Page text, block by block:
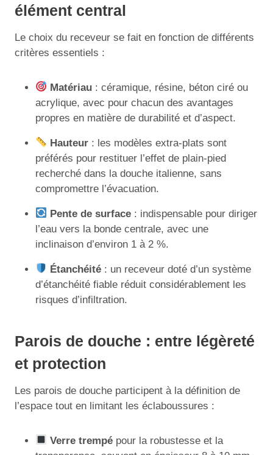
élément central
Le choix du receveur se fait en fonction de différents
critères essentiels :
Matériau : céramique, résine, béton ciré ou
acrylique, avec pour chacun des avantages
propres en matière de durabilité et d’aspect.
Hauteur : les modèles extra-plats sont
préférés pour restituer l’effet de plain-pied
recherché dans la douche italienne, sans
compromettre l’évacuation.
Pente de surface : indispensable pour diriger
l’eau vers la bonde centrale, avec une
inclinaison d’environ 1 à 2 %.
Étanchéité : un receveur doté d’un système
d’étanchéité fiable réduit considérablement les
risques d’infiltration.
Parois de douche : entre légèreté
et protection
Les parois de douche participent à la définition de
l’espace tout en limitant les éclaboussures :
Verre trempé pour la robustesse et la